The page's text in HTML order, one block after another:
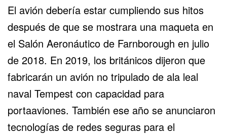
El avión debería estar cumpliendo sus hitos
después de que se mostrara una maqueta en
el Salón Aeronáutico de Farnborough en julio
de 2018. En 2019, los británicos dijeron que
fabricarán un avión no tripulado de ala leal
naval Tempest con capacidad para
portaaviones. También ese año se anunciaron
tecnologías de redes seguras para el